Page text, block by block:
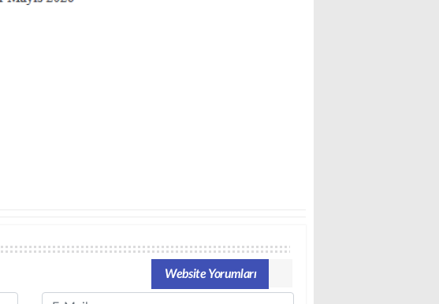
Website Yorumları
Email